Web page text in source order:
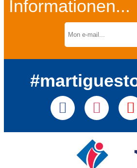
Informationen...